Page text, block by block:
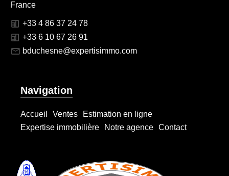
France
+33 4 86 37 24 78
+33 6 10 67 26 91
bduchesne@expertisimmo.com
Navigation
Accueil Ventes
Estimation en ligne
Expertise immobilière
Notre agence Contact